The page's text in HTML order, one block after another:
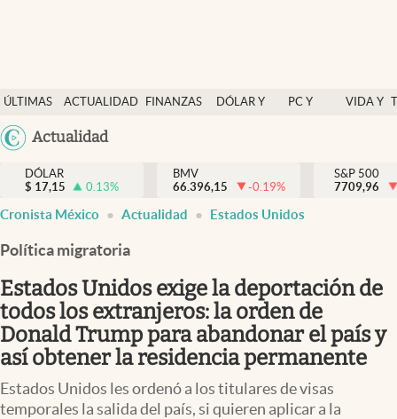
ÚLTIMAS
NOTICIAS
ACTUALIDAD
FINANZAS
DÓLAR Y
PC Y
VIDA Y
México
Actualidad
Actualidad
Finanzas y economía
Dólar y mercados
Pc y celular
Vida y estilo
Clima
DÓLAR
$ 17,15 0.13%
BMV
66.396,15
-0.19%
S&P 500
7709,96
Cronista México Actualidad Estados Unidos
Política migratoria
Estados Unidos exige la deportación de
todos los extranjeros: la orden de
Donald Trump para abandonar el país y
así obtener la residencia permanente
Estados Unidos les ordenó a los titulares de visas
temporales la salida del país, si quieren aplicar a la